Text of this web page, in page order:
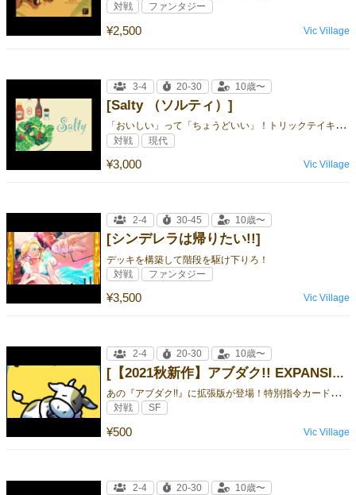
¥2,500
対戦 ファンタジー
Vic Village
[Salty （ソルティ）]
「
おいしい」って「ちょうどいい」！トリックテイキング！
¥3,000
3-4 20-30 10歳〜
対戦 現代
Vic Village
[シンデレラは帰りたい!!]
デッキを構築して階段を駆け下りろ！
¥3,500
2-4 30-45 10歳〜
対戦 ファンタジー
Vic Village
[【2021秋新作】アブダク!! EXPANSION（拡張版）]
あ
の『アブダク!!』に拡張版が登場！特別指令カードでさらにおもしろく悩ましいゲームに！
¥500
2-4 20-30 10歳〜
対戦 SF
Vic Village
2-4 20-30 10歳〜